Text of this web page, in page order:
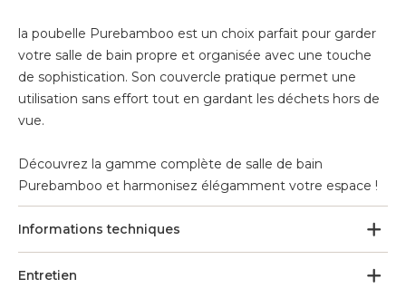
la poubelle Purebamboo est un choix parfait pour garder
votre salle de bain propre et organisée avec une touche
de sophistication. Son couvercle pratique permet une
utilisation sans effort tout en gardant les déchets hors de
vue.
Découvrez la gamme complète de salle de bain
Purebamboo et harmonisez élégamment votre espace !
Informations techniques
Entretien